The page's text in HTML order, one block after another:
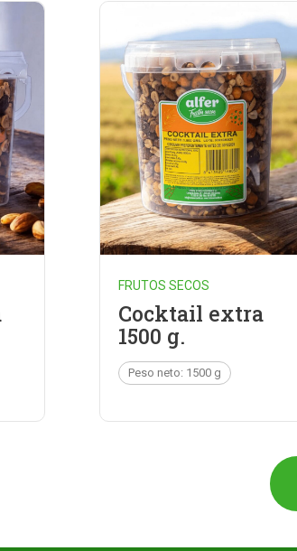
FRUTOS SECOS
Cocktail extra
1500 g.
Peso neto: 1500 g